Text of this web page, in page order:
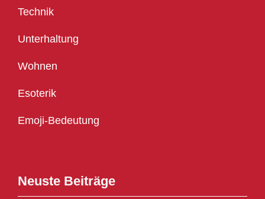
Technik
Unterhaltung
Wohnen
Esoterik
Emoji-Bedeutung
Neuste Beiträge